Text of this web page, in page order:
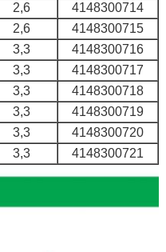
2,6
4148300714
2,6
4148300715
3,3
4148300716
3,3
4148300717
3,3
4148300718
3,3
4148300719
3,3
4148300720
3,3 4148300721